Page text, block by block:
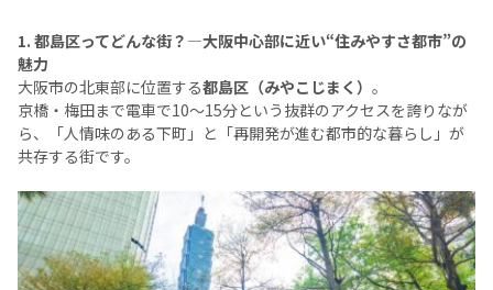
1. 都島区ってどんな街？―大阪中心部に近い“住みやすさ都市”の
魅力
大阪市の北東部に位置する都島区（みやこじまく）。
京橋・梅田まで電車で10〜15分という抜群のアクセスを誇りなが
ら、「人情味のある下町」と「再開発が進む都市的な暮らし」が
共存する街です。